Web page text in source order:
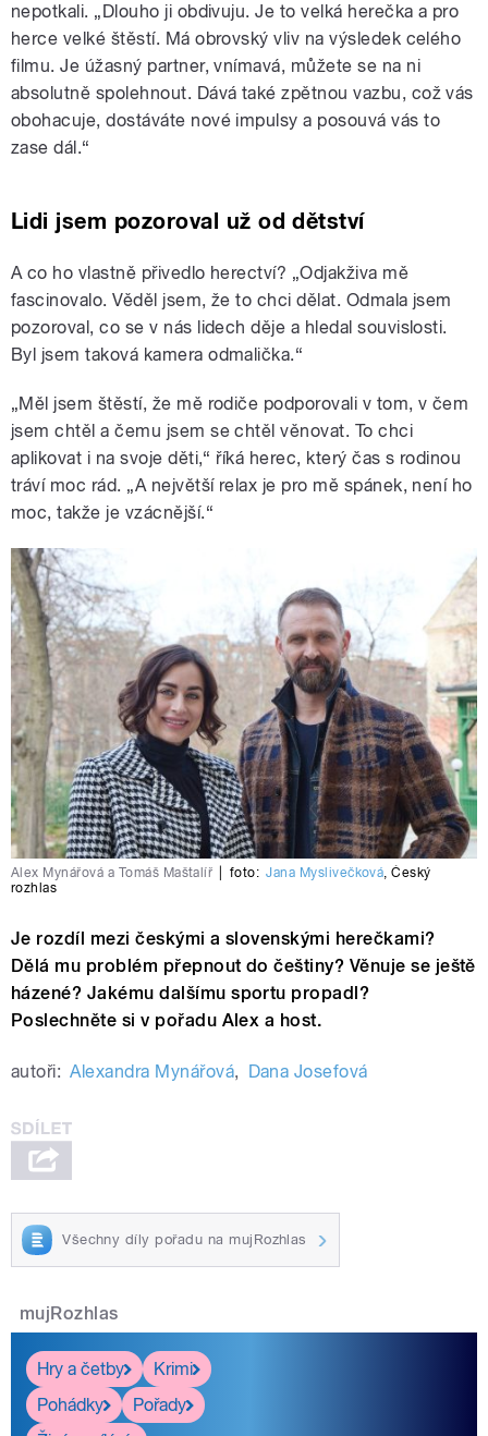
nepotkali. „Dlouho ji obdivuju. Je to velká herečka a pro
herce velké štěstí. Má obrovský vliv na výsledek celého
filmu. Je úžasný partner, vnímavá, můžete se na ni
absolutně spolehnout. Dává také zpětnou vazbu, což vás
obohacuje, dostáváte nové impulsy a posouvá vás to
zase dál.“
Lidi jsem pozoroval už od dětství
A co ho vlastně přivedlo herectví? „Odjakživa mě
fascinovalo. Věděl jsem, že to chci dělat. Odmala jsem
pozoroval, co se v nás lidech děje a hledal souvislosti.
Byl jsem taková kamera odmalička.“
„Měl jsem štěstí, že mě rodiče podporovali v tom, v čem
jsem chtěl a čemu jsem se chtěl věnovat. To chci
aplikovat i na svoje děti,“ říká herec, který čas s rodinou
tráví moc rád. „A největší relax je pro mě spánek, není ho
moc, takže je vzácnější.“
Alex Mynářová a Tomáš Maštalíř foto: Jana Myslivečková,Český
rozhlas
Je rozdíl mezi českými a slovenskými herečkami?
Dělá mu problém přepnout do češtiny? Věnuje se ještě
házené? Jakému dalšímu sportu propadl?
Poslechněte si v pořadu Alex a host.
autoři: Alexandra Mynářová, Dana Josefová
Všechny díly pořadu na mujRozhlas
mujRozhlas
Hry a četby
Krimi
Pohádky
Pořady